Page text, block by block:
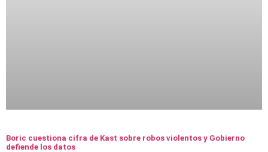
Boric cuestiona cifra de Kast sobre robos violentos y Gobierno
defiende los datos